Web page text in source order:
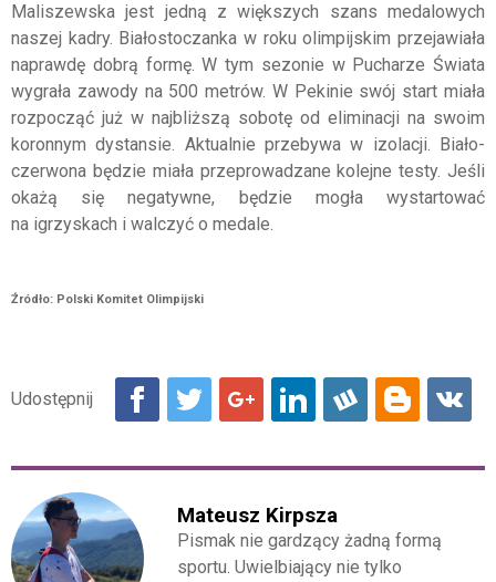
Maliszewska jest jedną z większych szans medalowych
naszej kadry. Białostoczanka w roku olimpijskim przejawiała
naprawdę dobrą formę. W tym sezonie w Pucharze Świata
wygrała zawody na 500 metrów. W Pekinie swój start miała
rozpocząć już w najbliższą sobotę od eliminacji na swoim
koronnym dystansie. Aktualnie przebywa w izolacji. Biało-
czerwona będzie miała przeprowadzane kolejne testy. Jeśli
okażą się negatywne, będzie mogła wystartować
na igrzyskach i walczyć o medale.
Źródło: Polski Komitet Olimpijski
Mateusz Kirpsza
Pismak nie gardzący żadną formą
sportu. Uwielbiający nie tylko